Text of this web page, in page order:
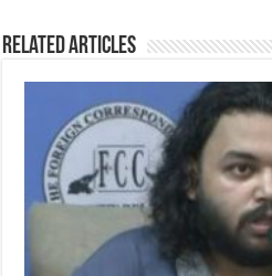
Related Articles